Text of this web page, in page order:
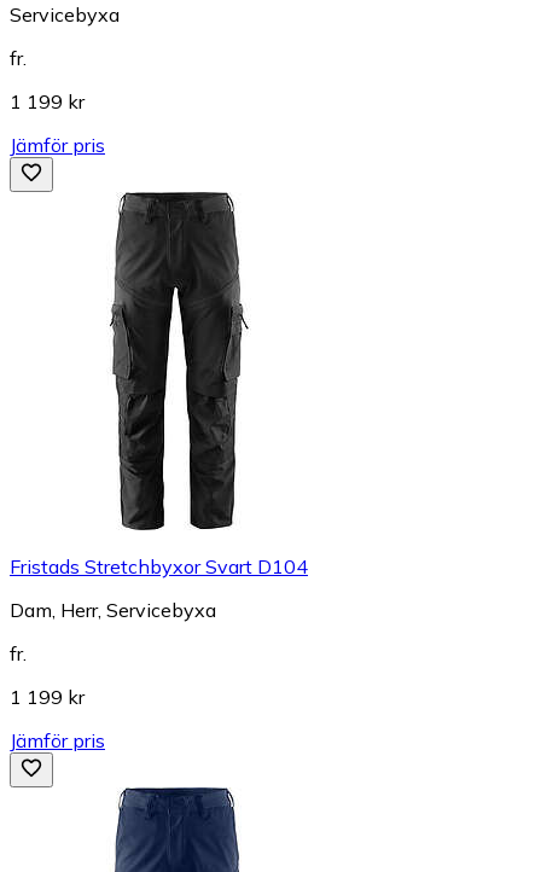
Servicebyxa
fr.
1 199 kr
Jämför pris
Fristads Stretchbyxor Svart D104
Dam, Herr, Servicebyxa
fr.
1 199 kr
Jämför pris